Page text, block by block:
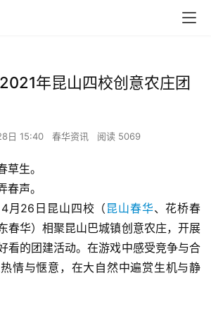
2021年昆山四校创意农庄团
日 15:40 春华资讯 阅读 5069
生。
声。
月26日昆山四校（ 昆山春华、花桥春
春华）相聚昆山巴城镇创意农庄，开展
看的团建活动。在游戏中感受竞争与合
情与惬意，在大自然中遍赏生机与静